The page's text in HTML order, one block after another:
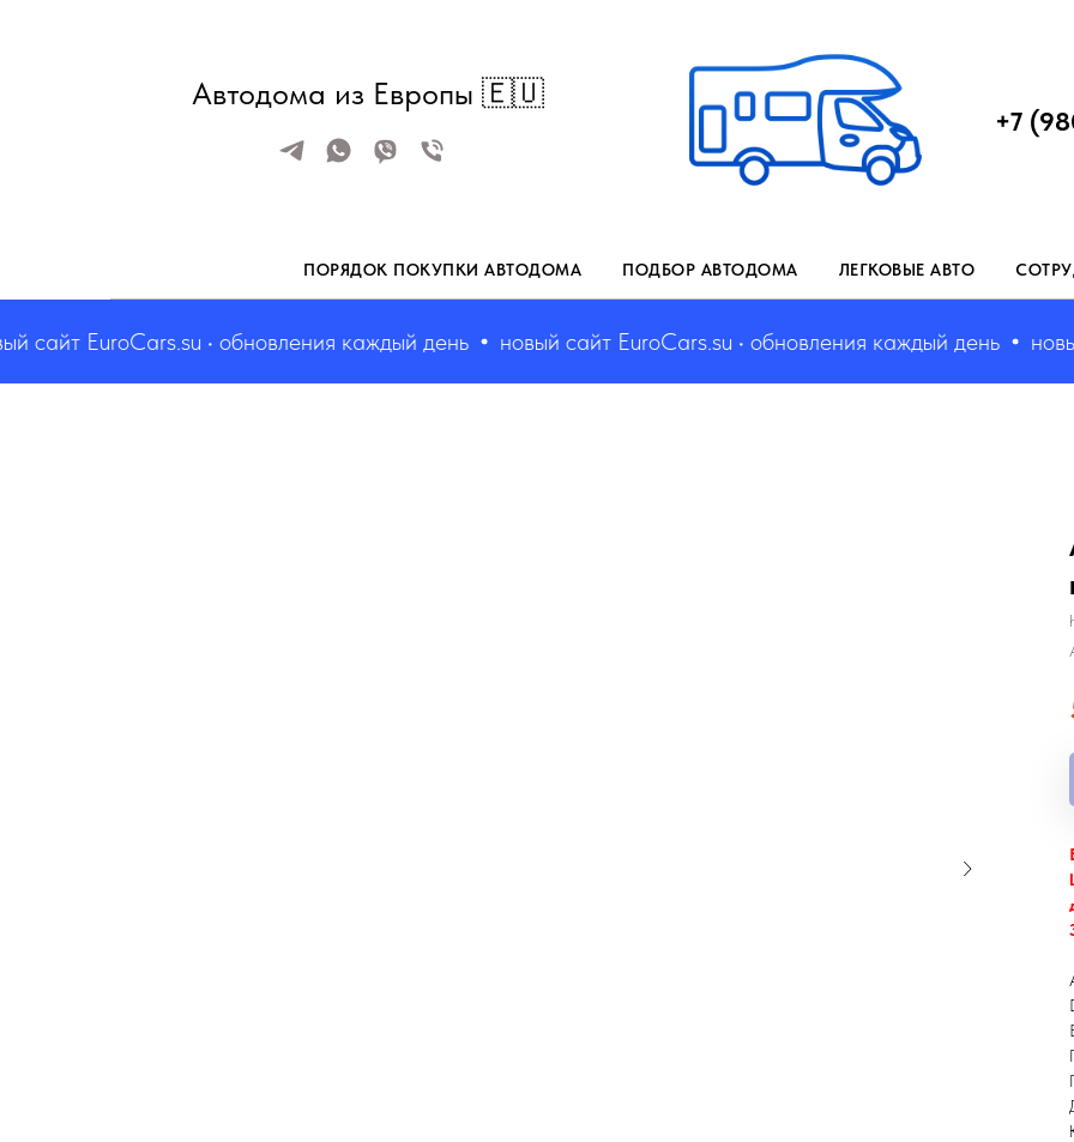
Автодома из Европы 🇪🇺
+7
ПОРЯДОК ПОКУПКИ АВТОДОМА ПОДБОР АВТОДОМА ЛЕГКОВЫЕ АВТО
EuroCars.su • обновления каждый день новый сайт EuroCars.su • обновления каждый день новый